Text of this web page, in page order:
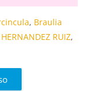
, Braulia
RUIZ,